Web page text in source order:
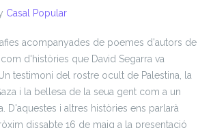
Casal Popular
acompanyades de poemes d'autors de
com d'històries que David Segarra va
testimoni del rostre ocult de Palestina,
la
i la bellesa de la seua gent com a un
D'aquestes i altres històries ens parlarà
dissabte 16 de maig a la presentació